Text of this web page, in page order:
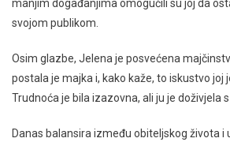
manjim događanjima omogućili su joj da
svojom publikom.
Osim glazbe, Jelena je posvećena
postala je majka i, kako kaže, to iskustvo joj
Trudnoća je bila izazovna, ali ju je doživjela
Danas balansira između obiteljskog života i